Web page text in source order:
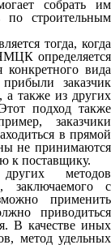
собрать им
по строительным
тогда, когда
определяется
вида
заказчик
а также из других
подход также
заказчики
в прямой
не принимаются
к поставщику.
методов
с
применить
приводиться
В качестве иных
метод удельных